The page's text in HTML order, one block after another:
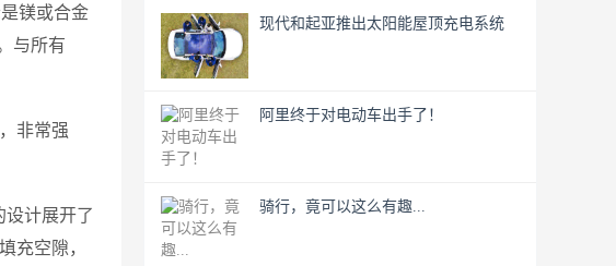
镁或合金
与所有
非常强
设计展开了
充空隙，
现代和起亚推出太阳能屋顶充电系统
阿里终于对电动车出手了！
骑行，竟可以这么有趣...